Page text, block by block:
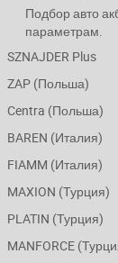
Подбор авто
параметрам.
SZNAJDER Plus
ZAP (Польша)
Centra (Польша)
BAREN (Италия)
FIAMM (Италия)
MAXION (Турция)
PLATIN (Турция)
MANFORCE